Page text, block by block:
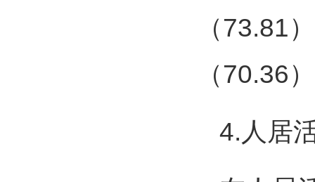
（73.81
（70.36
4.人居